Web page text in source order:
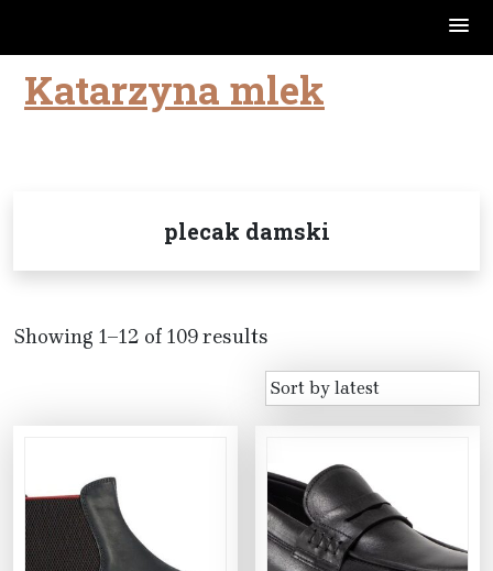
SkipKatarzyna mlek
plecak damski
Showing 1–12 of 109 results